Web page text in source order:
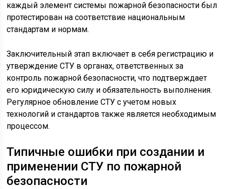
каждый элемент системы пожарной безопасности был
протестирован на соответствие национальным
стандартам и нормам.
Заключительный этап включает в себя регистрацию и
утверждение СТУ в органах, ответственных за
контроль пожарной безопасности, что подтверждает
его юридическую силу и обязательность выполнения.
Регулярное обновление СТУ с учетом новых
технологий и стандартов также является необходимым
процессом.
Типичные ошибки при создании и
применении СТУ по пожарной
безопасности